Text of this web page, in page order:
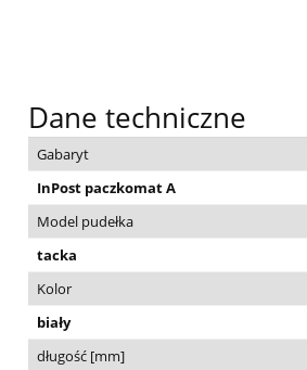
Dane techniczne
Gabaryt
InPost paczkomat A
Model pudełka
tacka
Kolor
biały
długość [mm]